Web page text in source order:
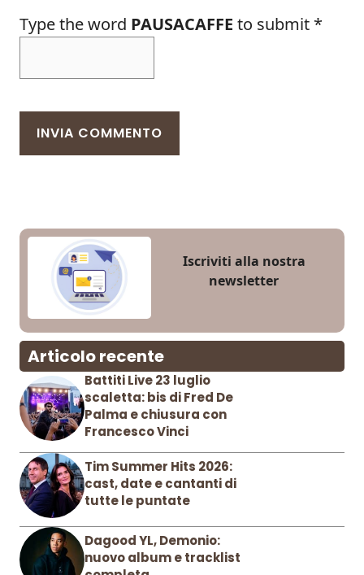
Type the word PAUSACAFFE to submit *
Iscriviti alla nostra
newsletter
Articolo recente
Battiti Live 23 luglio
scaletta: bis di Fred De
Palma e chiusura con
Francesco Vinci
Tim Summer Hits 2026:
cast, date e cantanti di
tutte le puntate
Dagood YL, Demonio:
nuovo album e tracklist